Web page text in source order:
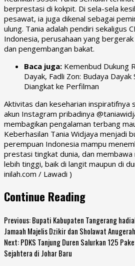
berprestasi di kokpit. Di sela-sela
pesawat, ia juga dikenal sebagai
ulung. Tania adalah pendiri sekaligus
Indonesia, perusahaan yang
dan pengembangan bakat.
Baca juga: Kemenbud Dukung
Dayak, Fadli Zon: Budaya
Diangkat ke Perfilman
Aktivitas dan keseharian inspiratifnya
akun Instagram pribadinya
membagikan pengalaman terbang
Keberhasilan Tania Widjaya menjadi
perempuan Indonesia mampu
prestasi tingkat dunia, dan
lebih tinggi, baik di langit maupun di
inilah.com / Lawadi )
Continue Reading
Previous:Bupati Kabupaten Tangerang
Jamaah Majelis Dzikir dan Sholawat
Next:PDKS Tanjung Duren Salurkan 125
Sejahtera di Johar Baru